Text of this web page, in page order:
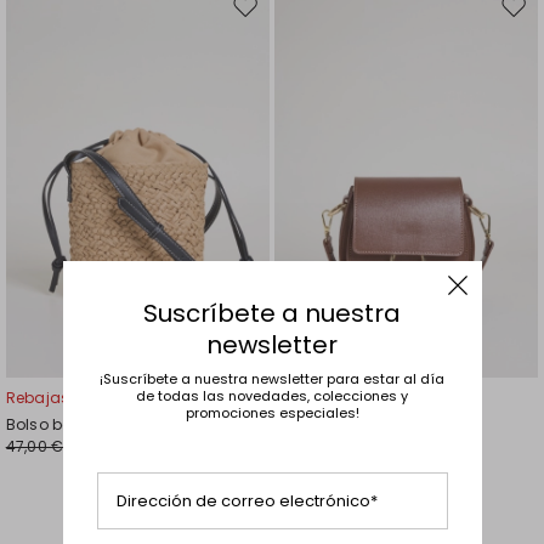
Mover
Rebajas -30%
Bolso bombonera con bandolera
47,00 €
Rebajas -30%
Bolso redondeado de piel
Suscríbete a nuestra
newsletter
¡Suscríbete a nuestra newsletter para estar al día
de todas las novedades, colecciones y
promociones especiales!
Dirección de correo electrónico*